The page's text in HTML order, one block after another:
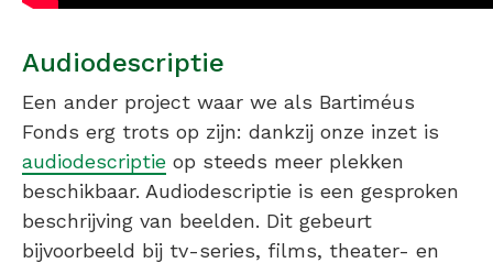
Audiodescriptie
Een ander project waar we als Bartiméus
Fonds erg trots op zijn: dankzij onze inzet is
audiodescriptie op steeds meer plekken
beschikbaar. Audiodescriptie is een gesproken
beschrijving van beelden. Dit gebeurt
bijvoorbeeld bij tv-series, films, theater- en